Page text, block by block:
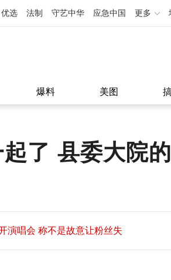
优选 法制 守艺中华 应急中国 更多
爆料 美图
了 县委大院
演唱会 称不是故意让粉丝失
演唱会 称不是故意让粉丝失